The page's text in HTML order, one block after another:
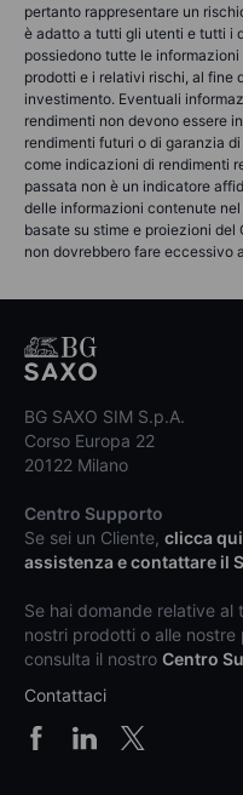
pertanto rappresentare un
è adatto a tutti gli utenti e tutti i
possiedono tutte le
prodotti e i relativi rischi, al fine
investimento. Eventuali
rendimenti non devono essere
rendimenti futuri o di garanzia
come indicazioni di rendimenti
passata non è un indicatore
delle informazioni contenute
basate su stime e proiezioni
non dovrebbero fare eccessivo
BG SAXO SIM S.p.A.
Corso Europa 22
20122 Milano
Centro Supporto
Se sei un Cliente, clicca
assistenza e contattare il
Se hai domande relative al
nostri prodotti o alle nostre
consulta il nostro Centro
Contattaci